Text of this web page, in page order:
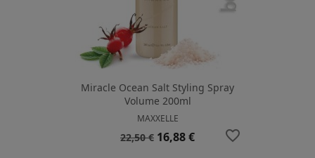
Miracle Ocean Salt Styling Spray
Volume 200ml
MAXXELLE
Prezzo
22,50 € Prezzo
16,88 € favorite_border